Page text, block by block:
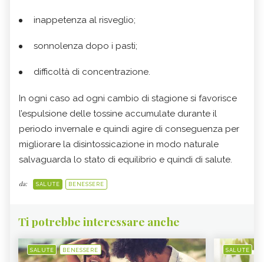
inappetenza al risveglio;
sonnolenza dopo i pasti;
difficoltà di concentrazione.
In ogni caso ad ogni cambio di stagione si favorisce
l’espulsione delle tossine accumulate durante il
periodo invernale e quindi agire di conseguenza per
migliorare la disintossicazione in modo naturale
salvaguarda lo stato di equilibrio e quindi di salute.
da: SALUTE BENESSERE
Ti potrebbe interessare anche
SALUTE BENESSERE SALUTE